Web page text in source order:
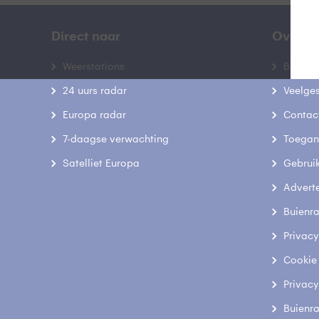
Direct naar
Weerstations
24 uurs radar
Europa radar
7-daagse verwachting
Satelliet Europa
Over